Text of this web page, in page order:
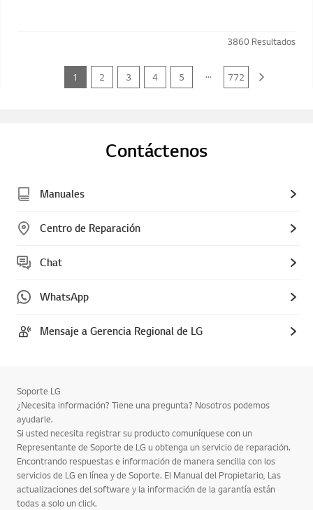
3860 Resultados
1 2 3 4 5 ... 772
Contáctenos
Manuales
Centro de Reparación
Chat
WhatsApp
Mensaje a Gerencia Regional de LG
Soporte LG
¿Necesita información? Tiene una pregunta? Nosotros podemos
ayudarle.
Si usted necesita registrar su producto comuníquese con un
Representante de Soporte de LG u obtenga un servicio de reparación.
Encontrando respuestas e información de manera sencilla con los
servicios de LG en línea y de Soporte. El Manual del Propietario, Las
actualizaciones del software y la información de la garantía están
todas a solo un click.